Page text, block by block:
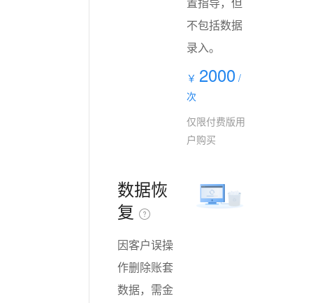
不包括数据
录入。
￥2000 /
次
仅限付费版用
户购买
数据恢
复
因客户误操
作删除账套
数据，需金